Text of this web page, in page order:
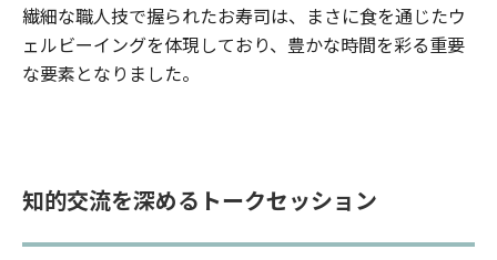
繊細な職人技で握られたお寿司は、まさに食を通じたウ
ェルビーイングを体現しており、豊かな時間を彩る重要
な要素となりました。
知的交流を深めるトークセッション